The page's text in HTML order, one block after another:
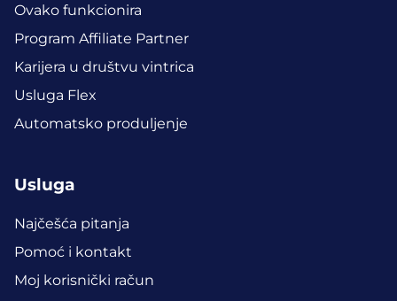
Ovako funkcionira
Program Affiliate Partner
Karijera u društvu vintrica
Usluga Flex
Automatsko produljenje
Usluga
Najčešća pitanja
Pomoć i kontakt
Moj korisnički račun